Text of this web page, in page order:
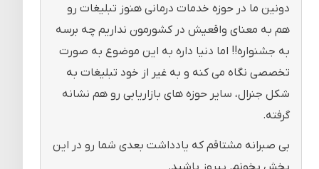
دونین ما در حوزه خدمات درمانی هنوز تبلیغات رو
هم به معنای واقعیش در کشورمون نداریم چه برسه
به جشنواره!! اما دنیا داره به این موضوع به صورت
تخصصی نگاه می کنه و به غیر از خود تبلیغات به
شکل جنرال، سایر حوزه های بازاریابی رو هم نشانه
گرفته.
بی صبرانه مشتاقم که یادداشت بعدی شما رو در این